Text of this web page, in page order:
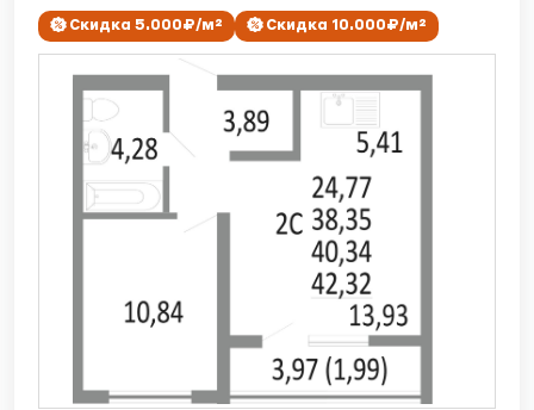
Скидка 5.000₽/м² Скидка 10.000₽/м²